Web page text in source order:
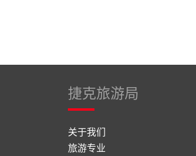
捷克旅游局
关于我们
旅游专业